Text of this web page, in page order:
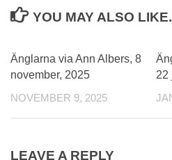
YOU MAY ALSO
Änglarna via Ann Albers, 8
november, 2025
NOVEMBER 9, 2025
22
LEAVE A REPLY